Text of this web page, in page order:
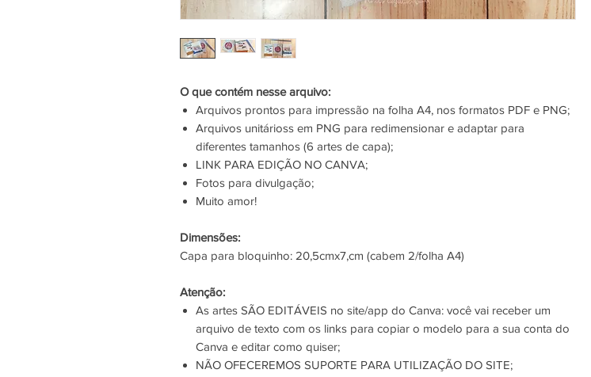
O que contém nesse arquivo:
Arquivos prontos para impressão na folha A4, nos formatos PDF e PNG;
Arquivos unitárioss em PNG para redimensionar e adaptar para
diferentes tamanhos (6 artes de capa);
LINK PARA EDIÇÃO NO CANVA;
Fotos para divulgação;
Muito amor!
Dimensões:
Capa para bloquinho: 20,5cmx7,cm (cabem 2/folha A4)
Atenção:
As artes SÃO EDITÁVEIS no site/app do Canva: você vai receber um
arquivo de texto com os links para copiar o modelo para a sua conta do
Canva e editar como quiser;
NÃO OFECEREMOS SUPORTE PARA UTILIZAÇÃO DO SITE;